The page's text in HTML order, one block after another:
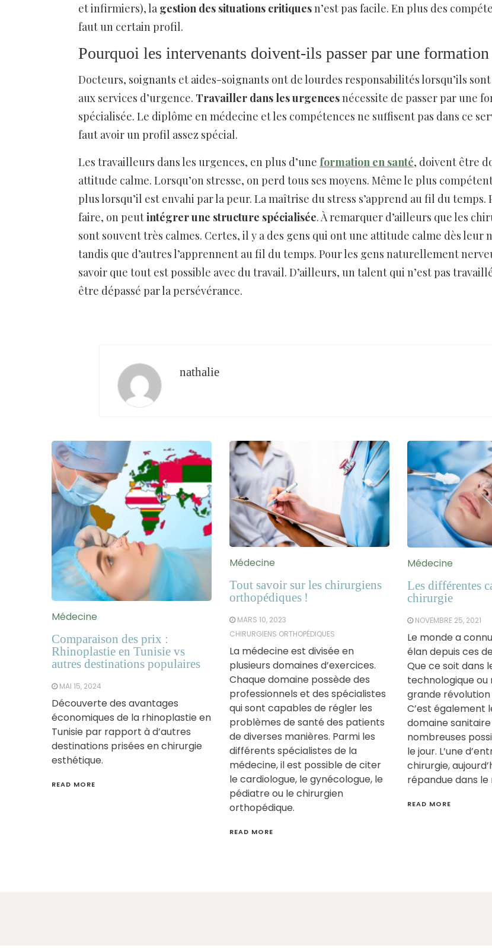
et infirmiers), la gestion des situations critiquesn’est pas facile. En plus des
faut un certain profil.
Pourquoi les intervenants doivent-ils passer par une formation
Docteurs, soignants et aides-soignants ont de lourdes responsabilités lorsqu’ils
aux services d’urgence. Travailler dans les urgencesnécessite de passer par une
spécialisée. Le diplôme en médecine et les compétences ne suffisent pas dans ce
faut avoir un profil assez spécial.
Les travailleurs dans les urgences, en plus d’une formation en santé, doivent être
attitude calme. Lorsqu’on stresse, on perd tous ses moyens. Même le plus
plus lorsqu’il est envahi par la peur. La maîtrise du stress s’apprend au fil du temps.
faire, on peutintégrer une structure spécialisée. À remarquer d’ailleurs que les
sont souvent très calmes. Certes, il y a des gens qui ont une attitude calme dès leur
tandis que d’autres l’apprennent au fil du temps. Pour les gens naturellement
savoir que tout est possible avec du travail. D’ailleurs, un talent qui n’est pas
être dépassé par la persévérance.
nathalie
Médecine
Comparaison des prix :
Rhinoplastie en Tunisie vs
autres destinations populaires
MAI 15, 2024
Découverte des avantages
économiques de la rhinoplastie en
Tunisie par rapport à d’autres
destinations prisées en chirurgie
esthétique.
READ MORE
Médecine
Tout savoir sur les chirurgiens
orthopédiques !
MARS 10, 2023
CHIRURGIENS ORTHOPÉDIQUES
La médecine est divisée en
plusieurs domaines d’exercices.
Chaque domaine possède des
professionnels et des spécialistes
qui sont capables de régler les
problèmes de santé des patients
de diverses manières. Parmi les
différents spécialistes de la
médecine, il est possible de citer
le cardiologue, le gynécologue, le
pédiatre ou le chirurgien
orthopédique.
READ MORE
Médecine
Les différentes
chirurgie
NOVEMBRE 25, 2021
Le monde a
élan depuis ces
Que ce soit dans
technologique ou
grande révolution
C’est également
domaine
nombreuses
le jour. L’une
chirurgie,
répandue dans le
READ MORE